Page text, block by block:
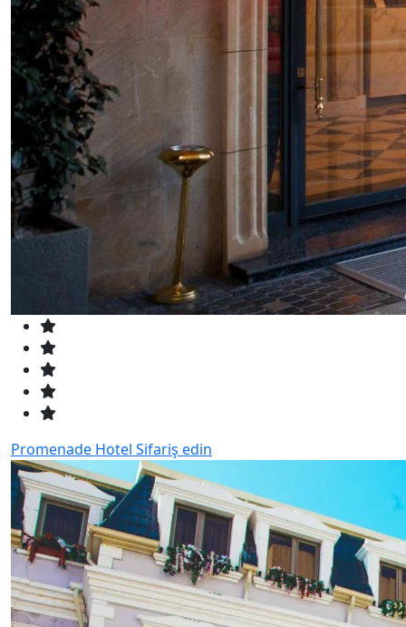
Promenade Hotel Sifariş edin